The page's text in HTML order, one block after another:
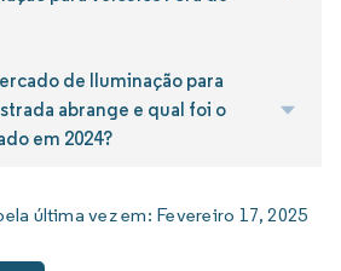
de Iluminação para
abrange e qual foi o
em 2024?
última vez em: Fevereiro 17, 2025